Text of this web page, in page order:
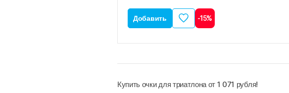
Добавить -15%
Купить очки для триатлона от 1 071 рубля!